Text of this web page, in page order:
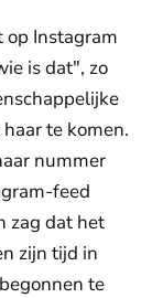
op Instagram
is dat", zo
te komen.
nummer
feed
zag dat het
zijn tijd in
te